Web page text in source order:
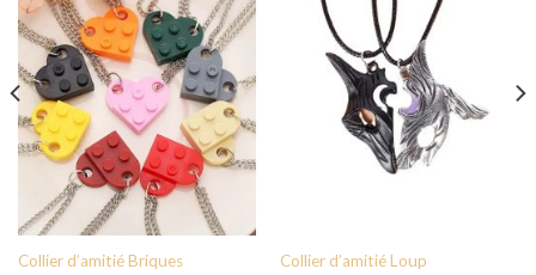
Collier d’amitié Briques
Collier d’amitié Loup